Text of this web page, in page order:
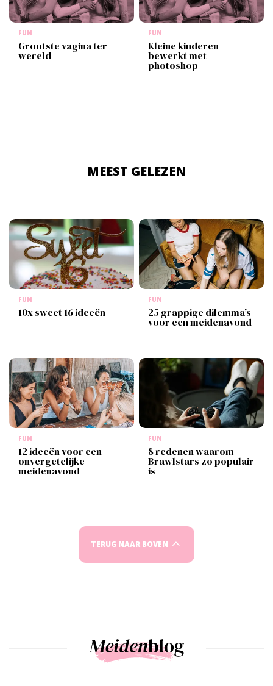
FUN
Grootste vagina ter
wereld
FUN
Kleine kinderen
bewerkt met
photoshop
MEEST GELEZEN
FUN
10x sweet 16 ideeën
FUN
25 grappige dilemma’s
voor een meidenavond
FUN
12 ideeën voor een
onvergetelijke
meidenavond
FUN
8 redenen waarom
Brawlstars zo populair
is
TERUG NAAR BOVEN